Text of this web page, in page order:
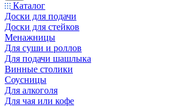
Каталог
Доски для подачи
Доски для стейков
Менажницы
Для суши и роллов
Для подачи шашлыка
Винные столики
Соусницы
Для алкоголя
Для чая или кофе